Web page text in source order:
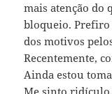
mais atenção do
bloqueio. Prefiro
dos motivos
Recentemente,
Ainda estou